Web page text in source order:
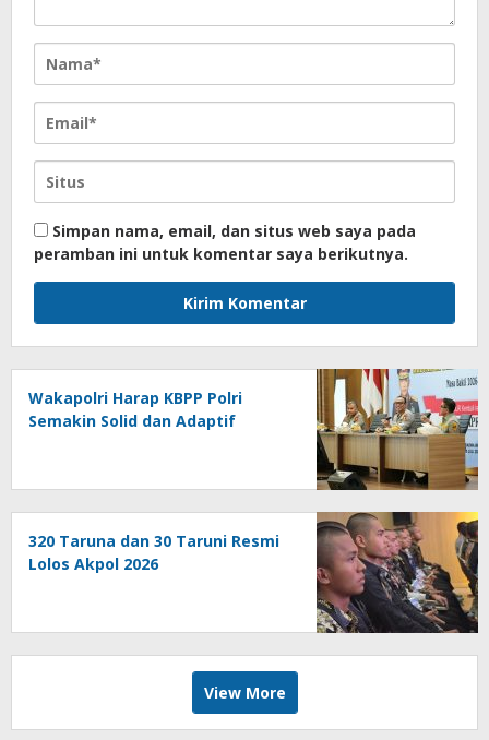
Simpan nama, email, dan situs web saya pada
peramban ini untuk komentar saya berikutnya.
Wakapolri Harap KBPP Polri
Semakin Solid dan Adaptif
320 Taruna dan 30 Taruni Resmi
Lolos Akpol 2026
View More